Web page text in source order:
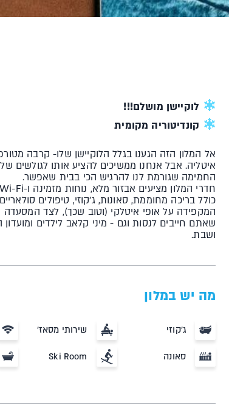
לוקיישן מושלם!!!
קונדיטוריה מקומית
איטליה. אבל אנחנו ממשיכים להציע אותו לגולשים
החמימה שגורמת לנו להרגיש הכי בבית שאפשר.
כולל בריכה מחוממת, סאונות, ג'קוזי, טיפולים
המקפידה על אופי איטלקי (וטוב שכך), לצד המסעדה
ושבת.
מה יש במלון
ג'קוזי שירותי מסאז'
סאונה Ski Room